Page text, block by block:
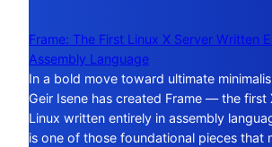
Frame: The First Linux X Server Written
Assembly Language
In a bold move toward ultimate
Geir Isene has created Frame — the first
Linux written entirely in assembly
is one of those foundational pieces that